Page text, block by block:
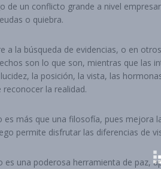
de un conflicto grande a nivel
o quiebra.
a la búsqueda de evidencias, o en
son lo que son, mientras que
la posición, la vista, las
la realidad.
más que una filosofía, pues
permite disfrutar las diferencias de
es una poderosa herramienta de paz,